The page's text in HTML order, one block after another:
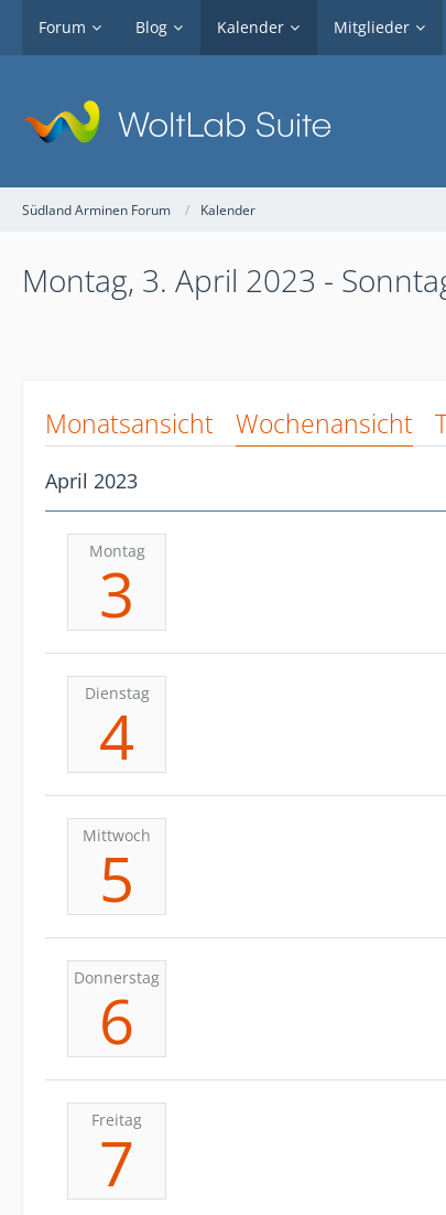
Forum Blog Kalender Mitglieder
Südland Arminen Forum Kalender
Montag, 3. April 2023 -
Monatsansicht Wochenansicht
April 2023
Montag
3
Dienstag
4
Mittwoch
5
Donnerstag
6
Freitag
7